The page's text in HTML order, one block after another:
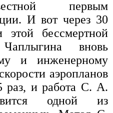
первым
И вот через 30
бессмертной
вновь
и инженерному
аэропланов
раз, и работа С. А.
одной из